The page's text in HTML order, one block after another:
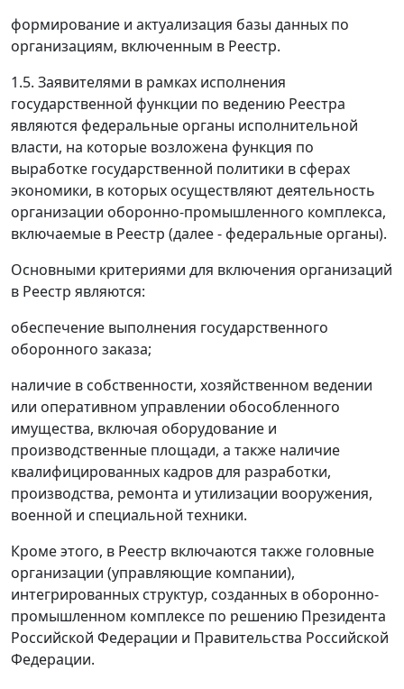
формирование и актуализация базы данных по
организациям, включенным в Реестр.
1.5. Заявителями в рамках исполнения
государственной функции по ведению Реестра
являются федеральные органы исполнительной
власти, на которые возложена функция по
выработке государственной политики в сферах
экономики, в которых осуществляют деятельность
организации оборонно-промышленного комплекса,
включаемые в Реестр (далее - федеральные органы).
Основными критериями для включения организаций
в Реестр являются:
обеспечение выполнения государственного
оборонного заказа;
наличие в собственности, хозяйственном ведении
или оперативном управлении обособленного
имущества, включая оборудование и
производственные площади, а также наличие
квалифицированных кадров для разработки,
производства, ремонта и утилизации вооружения,
военной и специальной техники.
Кроме этого, в Реестр включаются также головные
организации (управляющие компании),
интегрированных структур, созданных в оборонно-
промышленном комплексе по решению Президента
Российской Федерации и Правительства Российской
Федерации.